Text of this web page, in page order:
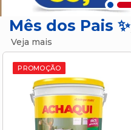
Mês dos Pais ✨
Veja mais
PROMOÇÃO